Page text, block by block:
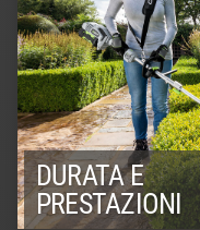
DURATA E
PRESTAZIONI